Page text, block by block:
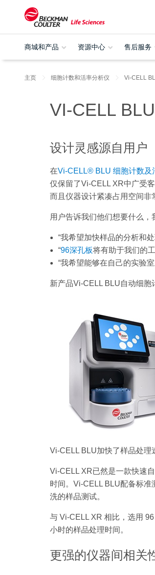
商城和产品 资源中心 售后服务
主页 细胞计数和活率分析仪 Vi-CELL
VI-CELL
设计灵感源自用户
在Vi-CELL® BLU 细胞计数及
仅保留了Vi-CELL XR中广受
而且仪器设计紧凑占用空间非
用户告诉我们他们想要什么，
“我希望加快样品的分析和处
“96深孔板将有助于我们的
“我希望能够在自己的实验
新产品Vi-CELL BLU自动细
Vi-CELL BLU加快了样品处理
Vi-CELL XR已然是一款快速
时间。Vi-CELL BLU配备标准
洗的样品测试。
与 Vi-CELL XR 相比，选用
小时的样品处理时间。
更强的仪器间相关